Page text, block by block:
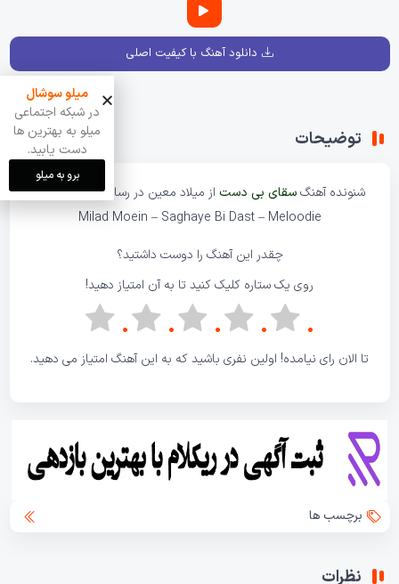
دانلود آهنگ با کیفیت اصلی
توضیحات
شنونده آهنگسقای بی دست از میلاد معین در رسانه ملودیباشید.
Milad Moein – Saghaye Bi Dast –Meloodie
چقدر این آهنگ را دوست داشتید؟
روی یک ستاره کلیک کنید تا به آن امتیاز دهید!
تا الان رای نیامده! اولین نفری باشید که به این آهنگ امتیاز می دهید.
برچسب ها
نظرات
میلو سوشال
در شبکه اجتماعی
میلو به بهترین ها
دست یابید.
برو به میلو